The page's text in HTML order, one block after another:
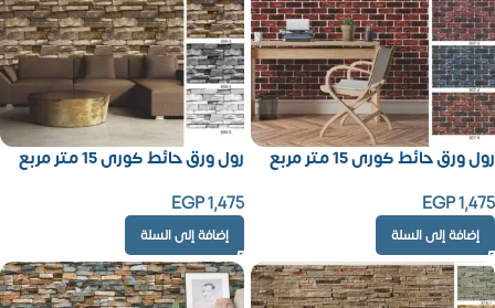
رول ورق حائط كورى 15 متر مربع
EGP1,475
إضافة إلى السلة
رول ورق حائط كورى 15 متر مربع
EGP1,475
إضافة إلى السلة